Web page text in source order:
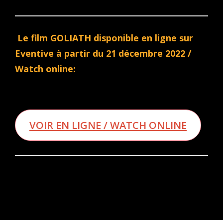
Le film GOLIATH disponible en ligne sur
Eventive à partir du 21 décembre 2022 /
Watch online:
VOIR EN LIGNE / WATCH ONLINE